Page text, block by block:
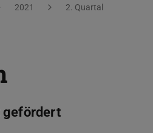
2021 2. Quartal
gefördert